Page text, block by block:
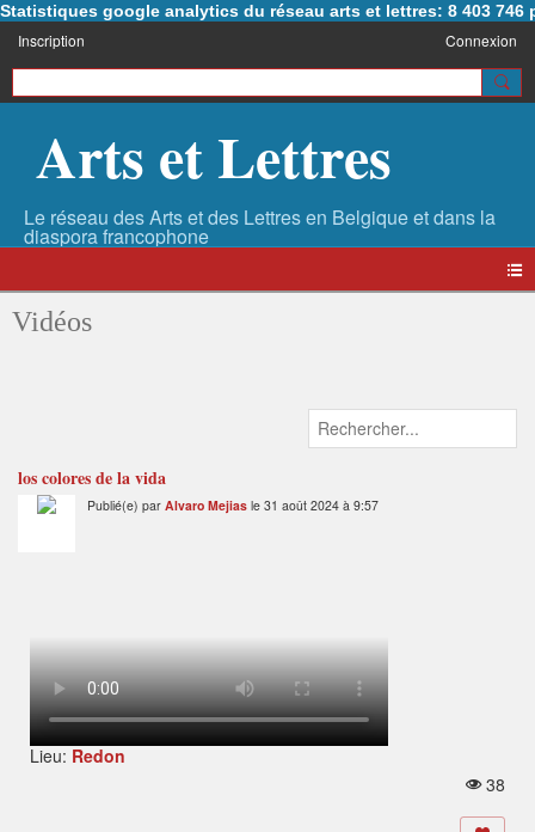
Statistiques google analytics du réseau arts et lettres: 8 403 746
Inscription Connexion
Arts et Lettres
Vidéos
los colores de la vida
Publié(e) par Alvaro Mejias le 31 août 2024 à 9:57
Lieu: Redon
u
38